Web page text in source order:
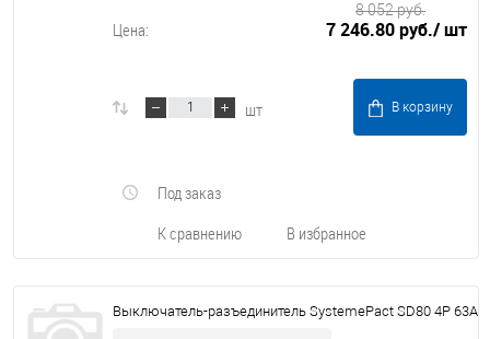
Цена: 7 246.80 руб./ шт
8 052 руб.
шт В корзину
К сравнению В избранное
Под заказ
Выключатель-разъединитель SystemePact SD80 4P 63A